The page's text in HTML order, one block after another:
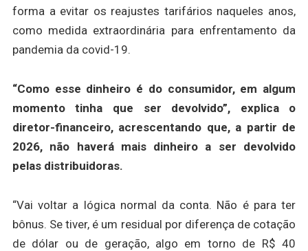
forma a evitar os reajustes tarifários naqueles anos,
como medida extraordinária para enfrentamento da
pandemia da covid-19.
“Como esse dinheiro é do consumidor, em algum
momento tinha que ser devolvido”, explica o
diretor-financeiro, acrescentando que, a partir de
2026, não haverá mais dinheiro a ser devolvido
pelas distribuidoras.
“Vai voltar a lógica normal da conta. Não é para ter
bônus. Se tiver, é um residual por diferença de cotação
de dólar ou de geração, algo em torno de R$ 40